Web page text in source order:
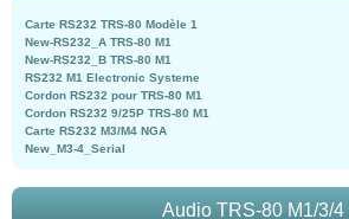
Carte RS232 TRS-80 Modèle 1
New-RS232_A TRS-80 M1
New-RS232_B TRS-80 M1
RS232 M1 Electronic Systeme
Cordon RS232 pour TRS-80 M1
Cordon RS232 9/25P TRS-80 M1
Carte RS232 M3/M4 NGA
New_M3-4_Serial
Audio TRS-80 M1/3/4